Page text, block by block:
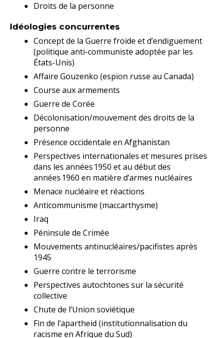
Droits de la personne
Idéologies concurrentes
Concept de la Guerre froide et d’endiguement
(politique anti-communiste adoptée par les
États-Unis)
Affaire Gouzenko (espion russe au Canada)
Course aux armements
Guerre de Corée
Décolonisation/mouvement des droits de la
personne
Présence occidentale en Afghanistan
Perspectives internationales et mesures prises
dans les années 1950 et au début des
années 1960 en matière d’armes nucléaires
Menace nucléaire et réactions
Anticommunisme (maccarthysme)
Iraq
Péninsule de Crimée
Mouvements antinucléaires/pacifistes après
1945
Guerre contre le terrorisme
Perspectives autochtones sur la sécurité
collective
Chute de l’Union soviétique
Fin de l’apartheid (institutionnalisation du
racisme en Afrique du Sud)